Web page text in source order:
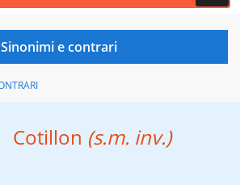
Cotillon (s.m. inv.)